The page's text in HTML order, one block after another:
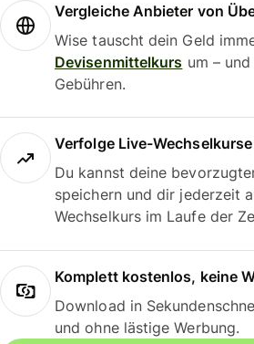
Vergleiche Anbieter von
Wise tauscht dein Geld
Devisenmittelkurs um –
Gebühren.
Verfolge Live-Wechselkurse
Du kannst deine
speichern und dir jederzeit
Wechselkurs im Laufe der
Komplett kostenlos, keine
Download in
und ohne lästige Werbung.